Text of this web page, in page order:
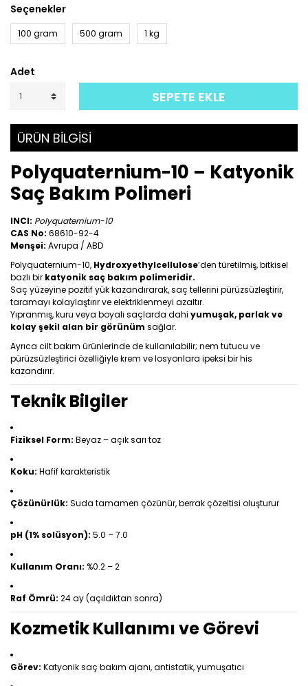
Seçenekler
100 gram 500 gram 1 kg
Adet
SEPETE EKLE
ÜRÜN BİLGİSİ
Polyquaternium-10 – Katyonik
Saç Bakım Polimeri
INCI: Polyquaternium-10
CAS No: 68610-92-4
Menşei: Avrupa / ABD
Polyquaternium-10, Hydroxyethylcellulose’den türetilmiş, bitkisel
bazlı bir katyonik saç bakım polimeridir.
Saç yüzeyine pozitif yük kazandırarak, saç tellerini pürüzsüzleştirir,
taramayı kolaylaştırır ve elektriklenmeyi azaltır.
Yıpranmış, kuru veya boyalı saçlarda dahi yumuşak, parlak ve
kolay şekil alan bir görünüm sağlar.
Ayrıca cilt bakım ürünlerinde de kullanılabilir; nem tutucu ve
pürüzsüzleştirici özelliğiyle krem ve losyonlara ipeksi bir his
kazandırır.
Teknik Bilgiler
Fiziksel Form: Beyaz – açık sarı toz
Koku: Hafif karakteristik
Çözünürlük: Suda tamamen çözünür, berrak çözeltisi oluşturur
pH (1% solüsyon): 5.0 – 7.0
Kullanım Oranı: %0.2 – 2
Raf Ömrü: 24 ay (açıldıktan sonra)
Kozmetik Kullanımı ve Görevi
Görev: Katyonik saç bakım ajanı, antistatik, yumuşatıcı